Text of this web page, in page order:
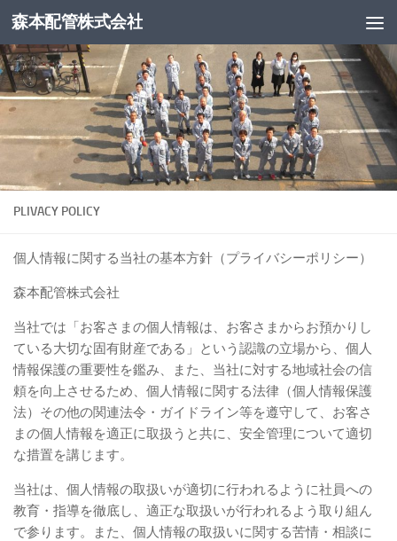
コンテンツへスキップ
森本配管株式会社
PLIVACY POLICY
個人情報に関する当社の基本方針（プライバシーポリシー）
森本配管株式会社
当社では「お客さまの個人情報は、お客さまからお預かりし
ている大切な固有財産である」という認識の立場から、個人
情報保護の重要性を鑑み、また、当社に対する地域社会の信
頼を向上させるため、個人情報に関する法律（個人情報保護
法）その他の関連法令・ガイドライン等を遵守して、お客さ
まの個人情報を適正に取扱うと共に、安全管理について適切
な措置を講じます。
当社は、個人情報の取扱いが適切に行われるように社員への
教育・指導を徹底し、適正な取扱いが行われるよう取り組ん
で参ります。また、個人情報の取扱いに関する苦情・相談に